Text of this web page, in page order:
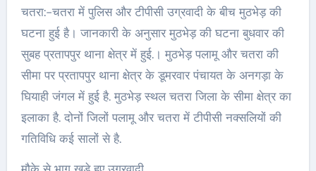
चतरा:-चतरा में पुलिस और टीपीसी उग्रवादी के बीच मुठभेड़ की
घटना हुई है। जानकारी के अनुसार मुठभेड़ की घटना बुधवार की
सुबह प्रतापपुर थाना क्षेत्र में हुई.। मुठभेड़ पलामू और चतरा की
सीमा पर प्रतापपुर थाना क्षेत्र के डूमरवार पंचायत के अनगड़ा के
घियाही जंगल में हुई है. मुठभेड़ स्थल चतरा जिला के सीमा क्षेत्र का
इलाका है. दोनों जिलों पलामू और चतरा में टीपीसी नक्सलियों की
गतिविधि कई सालों से है.